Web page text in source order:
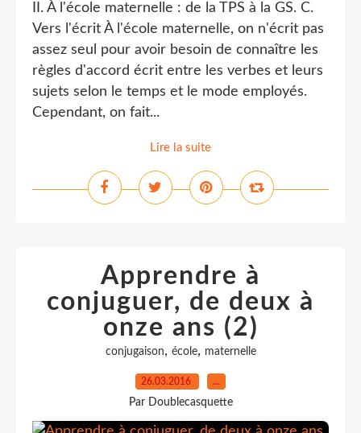
II. À l'école maternelle : de la TPS à la GS. C.
Vers l'écrit À l'école maternelle, on n'écrit pas
assez seul pour avoir besoin de connaître les
règles d'accord écrit entre les verbes et leurs
sujets selon le temps et le mode employés.
Cependant, on fait...
Lire la suite
Apprendre à
conjuguer, de deux à
onze ans (2)
conjugaison, école, maternelle
26.03.2016 …
Par Doublecasquette